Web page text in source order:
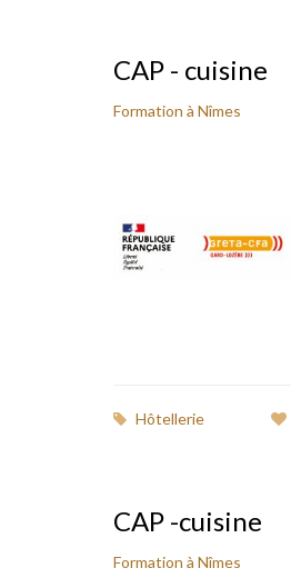
CAP - cuisine
Formation à Nîmes
Hôtellerie
CAP -cuisine
Formation à Nîmes